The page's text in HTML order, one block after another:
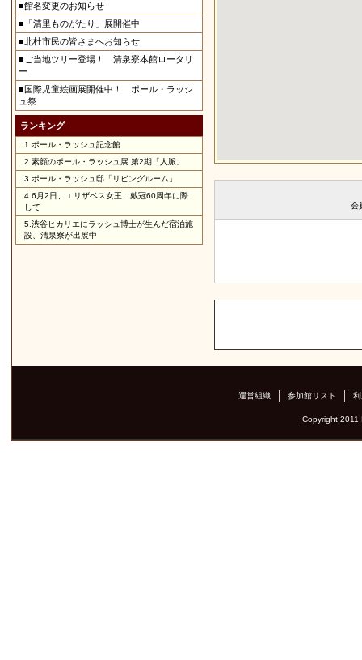
■館名変更のお知らせ
■「清里ものがたり」展開催中
■北杜市民の皆さまへお知らせ
■ご当地ツリー登場！ 清泉寮本館ロータリ
ー
■国際児童絵画展開催中！ ポール・ラッシ
ュ祭
ランキング
1. ポール・ラッシュ記念館
2. 素顔のポール・ラッシュ展 第2期「人脈」
3. ポール・ラッシュ邸「リビングルーム」
4. 6月2日、エリザベス女王、戴冠60周年に際
して
5. 渋谷ヒカリエにラッシュ博士が生んだ宿泊施
設、清泉寮が出展中
会
運営組織 参加館リスト
Copyright 2011